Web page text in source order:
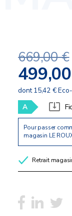
669,00 €
dont 15,42 €
A
Pour passer
magasin LE
Retrait